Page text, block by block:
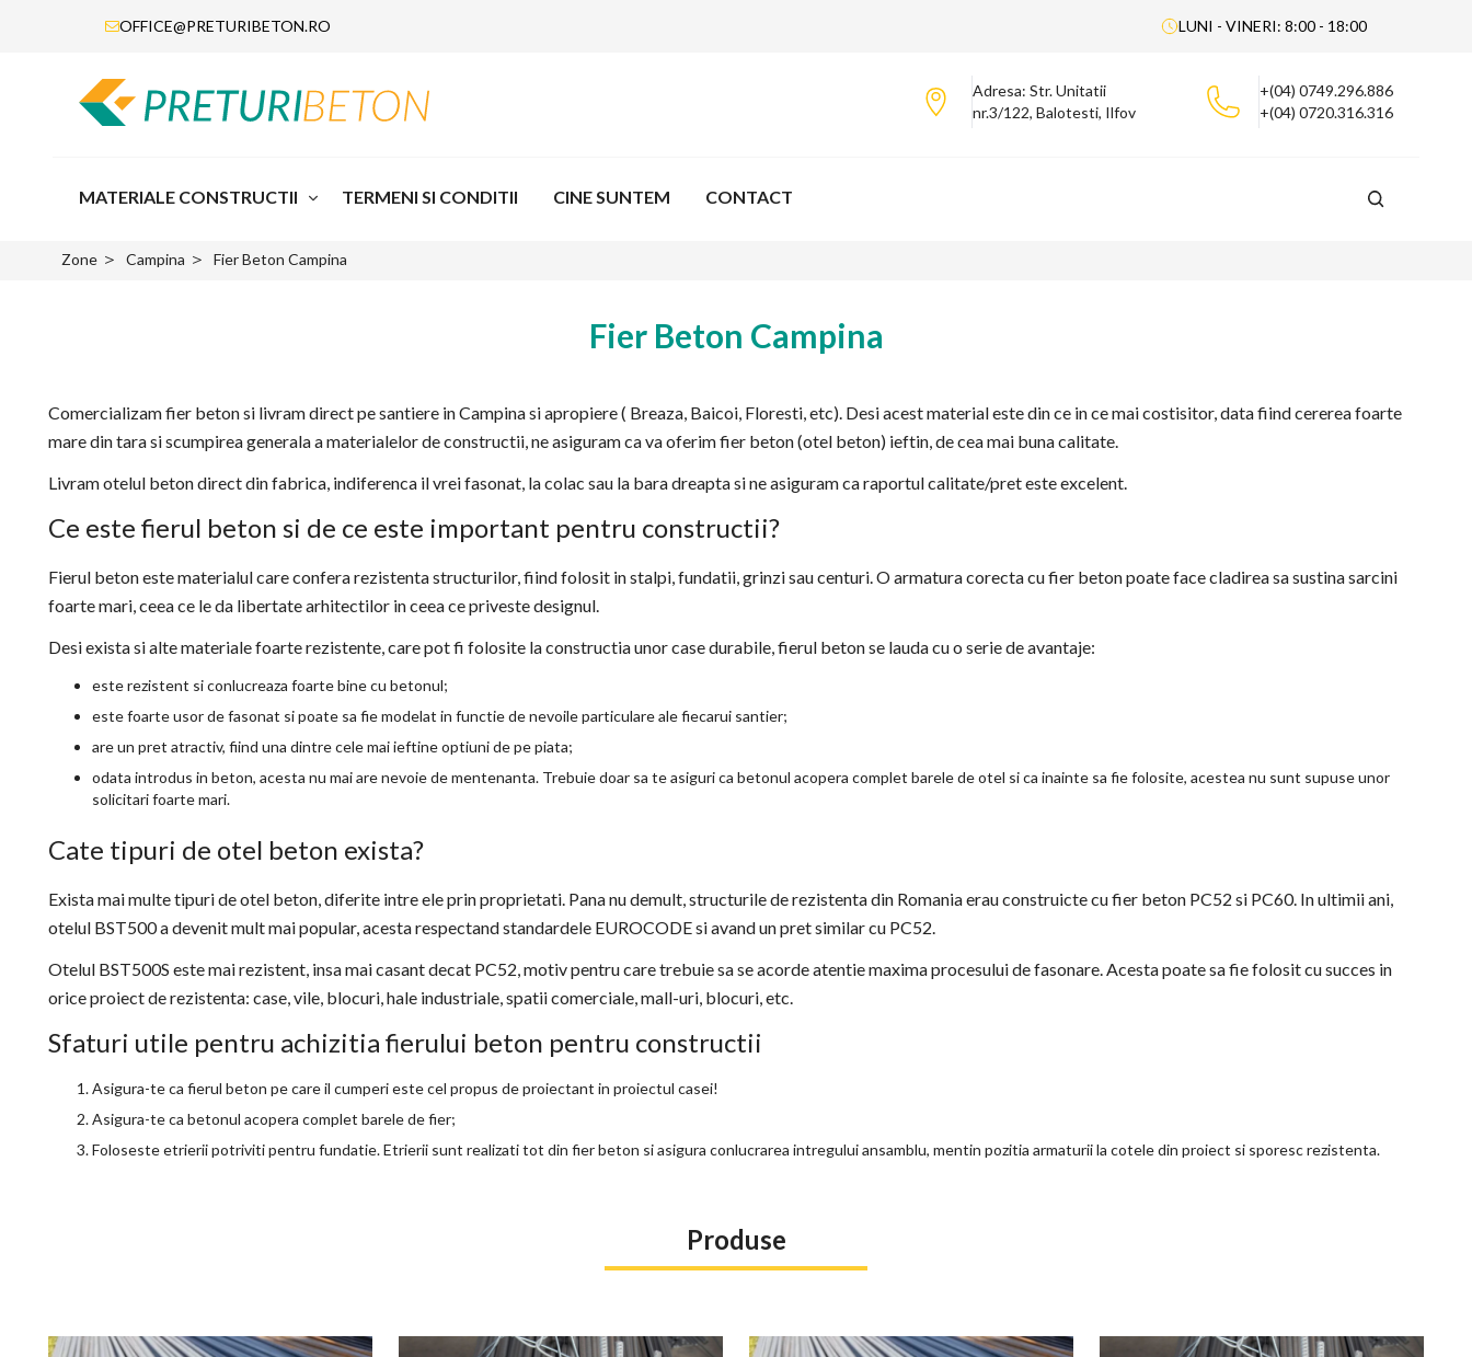
OFFICE@PRETURIBETON.RO LUNI - VINERI: 8:00 - 18:00
Adresa: Str. Unitatii
nr.3/122, Balotesti, Ilfov
+(04) 0749.296.886
+(04) 0720.316.316
MATERIALE CONSTRUCTII TERMENI SI CONDITII CINE SUNTEM CONTACT
Zone ＞ Campina ＞ Fier Beton Campina
Fier Beton Campina
Comercializam fier beton si livram direct pe santiere in Campina si apropiere ( Breaza, Baicoi, Floresti, etc). Desi acest material este din ce in ce mai costisitor, data fiind cererea foarte
mare din tara si scumpirea generala a materialelor de constructii, ne asiguram ca va oferim fier beton (otel beton) ieftin, de cea mai buna calitate.
Livram otelul beton direct din fabrica, indiferenca il vrei fasonat, la colac sau la bara dreapta si ne asiguram ca raportul calitate/pret este excelent.
Ce este fierul beton si de ce este important pentru constructii?
Fierul beton este materialul care confera rezistenta structurilor, fiind folosit in stalpi, fundatii, grinzi sau centuri. O armatura corecta cu fier beton poate face cladirea sa sustina sarcini
foarte mari, ceea ce le da libertate arhitectilor in ceea ce priveste designul.
Desi exista si alte materiale foarte rezistente, care pot fi folosite la constructia unor case durabile, fierul beton se lauda cu o serie de avantaje:
este rezistent si conlucreaza foarte bine cu betonul;
este foarte usor de fasonat si poate sa fie modelat in functie de nevoile particulare ale fiecarui santier;
are un pret atractiv, fiind una dintre cele mai ieftine optiuni de pe piata;
odata introdus in beton, acesta nu mai are nevoie de mentenanta. Trebuie doar sa te asiguri ca betonul acopera complet barele de otel si ca inainte sa fie folosite, acestea nu sunt supuse unor
solicitari foarte mari.
Cate tipuri de otel beton exista?
Exista mai multe tipuri de otel beton, diferite intre ele prin proprietati. Pana nu demult, structurile de rezistenta din Romania erau construicte cu fier beton PC52 si PC60. In ultimii ani,
otelul BST500 a devenit mult mai popular, acesta respectand standardele EUROCODE si avand un pret similar cu PC52.
Otelul BST500S este mai rezistent, insa mai casant decat PC52, motiv pentru care trebuie sa se acorde atentie maxima procesului de fasonare. Acesta poate sa fie folosit cu succes in
orice proiect de rezistenta: case, vile, blocuri, hale industriale, spatii comerciale, mall-uri, blocuri, etc.
Sfaturi utile pentru achizitia fierului beton pentru constructii
Asigura-te ca fierul beton pe care il cumperi este cel propus de proiectant in proiectul casei!
Asigura-te ca betonul acopera complet barele de fier;
Foloseste etrierii potriviti pentru fundatie. Etrierii sunt realizati tot din fier beton si asigura conlucrarea intregului ansamblu, mentin pozitia armaturii la cotele din proiect si sporesc rezistenta.
Produse